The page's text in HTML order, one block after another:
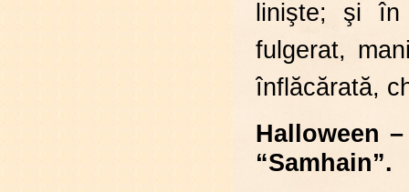
linişte; şi în
fulgerat,
înflăcărată,
Halloween
“Samhain”.